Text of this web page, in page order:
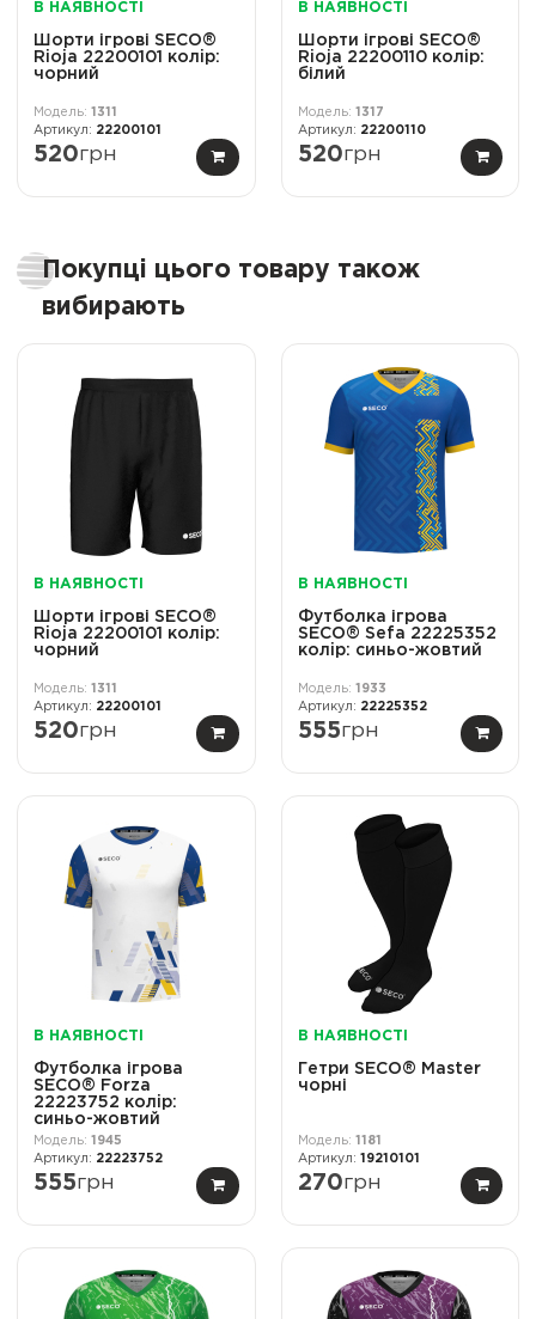
В НАЯВНОСТІ
Шорти ігрові SECO®
Rioja 22200101 колiр:
чорний
1311
22200101
520грн
В НАЯВНОСТІ
Шорти ігрові SECO®
Rioja 22200110 колiр:
білий
1317
22200110
520грн
Покупці цього товару також
вибирають
В НАЯВНОСТІ
Шорти ігрові SECO®
Rioja 22200101 колiр:
чорний
1311
22200101
520грн
В НАЯВНОСТІ
Футболка ігрова
SECO® Sefa 22225352
колiр: синьо-жовтий
1933
22225352
555грн
В НАЯВНОСТІ
Футболка ігрова
SECO® Forza
22223752 колiр:
синьо-жовтий
1945
22223752
555грн
В НАЯВНОСТІ
Гетри SECO® Master
чорні
1181
19210101
270грн